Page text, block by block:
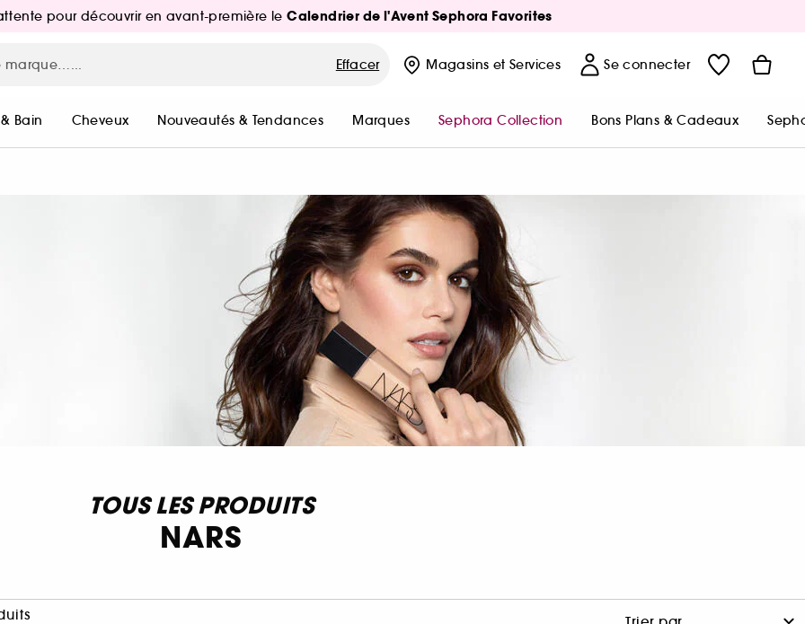
pour découvrir en avant-première leCalendrier de l'Avent Sephora Favorites
Effacer Magasins et Services Se connecter
Bain Cheveux Nouveautés & Tendances Marques Sephora Collection Bons Plans & Cadeaux
TOUS LES PRODUITS
NARS